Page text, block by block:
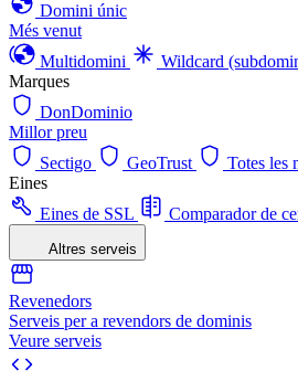
Domini únic
Més venut
Multidomini
Wildcard
Marques
DonDominio
Millor preu
Sectigo
GeoTrust
Totes les
Eines
Eines de SSL
Comparador de
Altres serveis
Revenedors
Serveis per a revendors de dominis
Veure serveis